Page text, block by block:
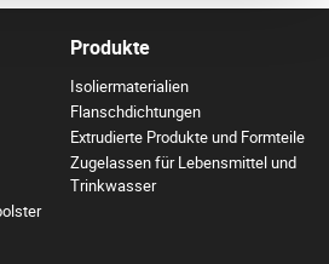
Produkte
Isoliermaterialien
Flanschdichtungen
Extrudierte Produkte und Formteile
Zugelassen für Lebensmittel und
Trinkwasser